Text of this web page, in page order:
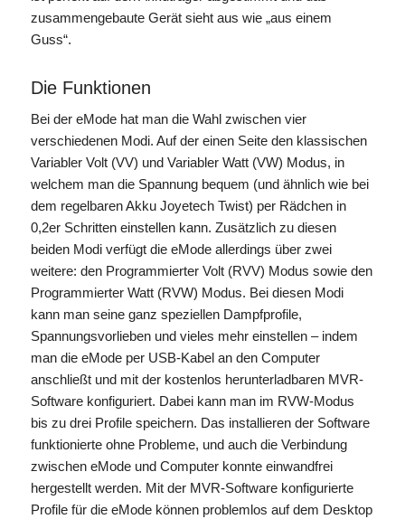
zusammengebaute Gerät sieht aus wie „aus einem
Guss“.
Die Funktionen
Bei der eMode hat man die Wahl zwischen vier
verschiedenen Modi. Auf der einen Seite den klassischen
Variabler Volt (VV) und Variabler Watt (VW) Modus, in
welchem man die Spannung bequem (und ähnlich wie bei
dem regelbaren Akku Joyetech Twist) per Rädchen in
0,2er Schritten einstellen kann. Zusätzlich zu diesen
beiden Modi verfügt die eMode allerdings über zwei
weitere: den Programmierter Volt (RVV) Modus sowie den
Programmierter Watt (RVW) Modus. Bei diesen Modi
kann man seine ganz speziellen Dampfprofile,
Spannungsvorlieben und vieles mehr einstellen – indem
man die eMode per USB-Kabel an den Computer
anschließt und mit der kostenlos herunterladbaren MVR-
Software konfiguriert. Dabei kann man im RVW-Modus
bis zu drei Profile speichern. Das installieren der Software
funktionierte ohne Probleme, und auch die Verbindung
zwischen eMode und Computer konnte einwandfrei
hergestellt werden. Mit der MVR-Software konfigurierte
Profile für die eMode können problemlos auf dem Desktop